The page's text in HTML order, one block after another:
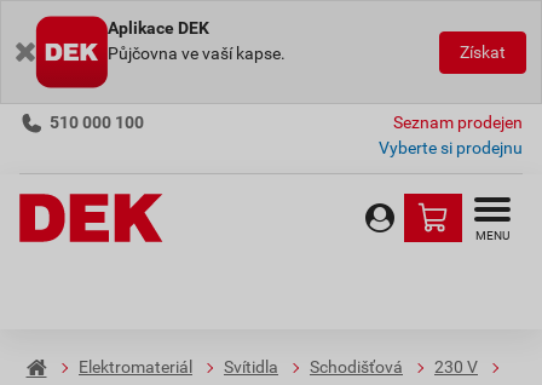
Aplikace DEK
Půjčovna ve vaší kapse.
Získat
510 000 100
Seznam prodejen
Vyberte si prodejnu
MENU
Elektromateriál Svítidla Schodišťová
230 V